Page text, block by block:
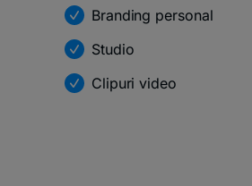
Branding personal
Studio
Clipuri video